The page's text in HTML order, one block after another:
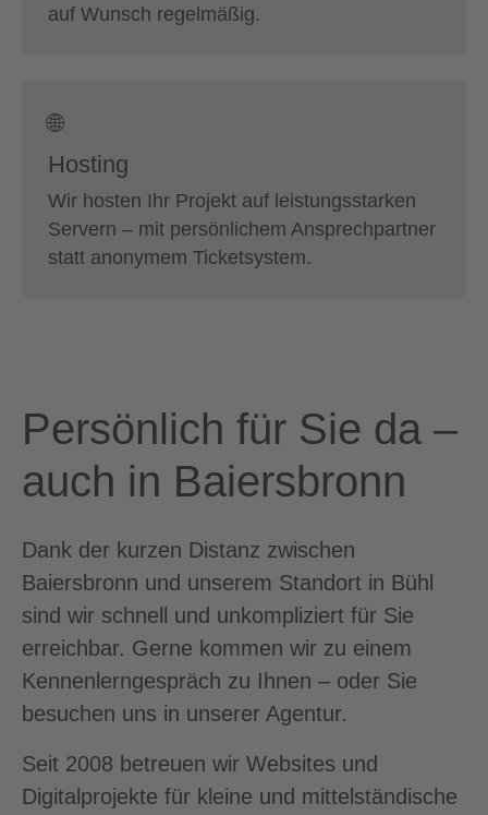
auf Wunsch regelmäßig.
🌐
Hosting
Wir hosten Ihr Projekt auf leistungsstarken
Servern – mit persönlichem Ansprechpartner
statt anonymem Ticketsystem.
Persönlich für Sie da –
auch in Baiersbronn
Dank der kurzen Distanz zwischen
Baiersbronn und unserem Standort in Bühl
sind wir schnell und unkompliziert für Sie
erreichbar. Gerne kommen wir zu einem
Kennenlerngespräch zu Ihnen – oder Sie
besuchen uns in unserer Agentur.
Seit 2008 betreuen wir Websites und
Digitalprojekte für kleine und mittelständische